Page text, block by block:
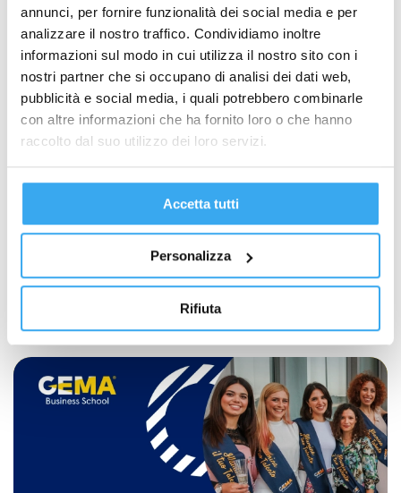
annunci, per fornire funzionalità dei social media e per
analizzare il nostro traffico. Condividiamo inoltre
informazioni sul modo in cui utilizza il nostro sito con i
nostri partner che si occupano di analisi dei dati web,
pubblicità e social media, i quali potrebbero combinarle
con altre informazioni che ha fornito loro o che hanno
raccolto dal suo utilizzo dei loro servizi.
Accetta tutti
Personalizza
Rifiuta
È meglio la formazione in presenza o a
distanza? La risposta non è nella
modalità, ma nello sguardo